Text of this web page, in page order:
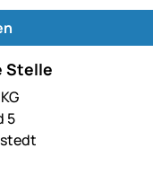
Stelle
5